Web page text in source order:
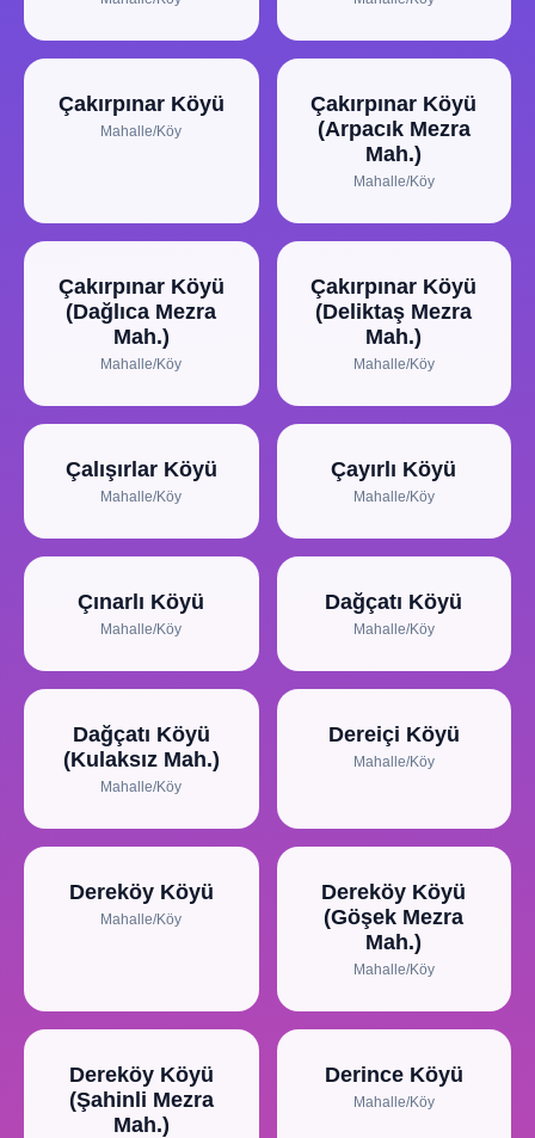
Çakırpınar Köyü
Mahalle/Köy
Çakırpınar Köyü
(Arpacık Mezra
Mah.)
Mahalle/Köy
Çakırpınar Köyü
(Dağlıca Mezra
Mah.)
Mahalle/Köy
Çakırpınar Köyü
(Deliktaş Mezra
Mah.)
Mahalle/Köy
Çalışırlar Köyü
Mahalle/Köy
Çayırlı Köyü
Mahalle/Köy
Çınarlı Köyü
Mahalle/Köy
Dağçatı Köyü
Mahalle/Köy
Dağçatı Köyü
(Kulaksız Mah.)
Mahalle/Köy
Dereiçi Köyü
Mahalle/Köy
Dereköy Köyü
Mahalle/Köy
Dereköy Köyü
(Göşek Mezra
Mah.)
Mahalle/Köy
Dereköy Köyü
(Şahinli Mezra
Mah.)
Derince Köyü
Mahalle/Köy